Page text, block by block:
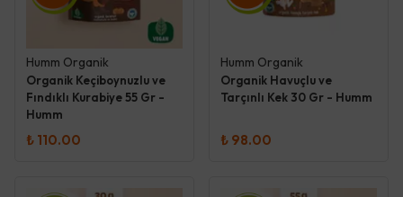
Humm Organik
Organik Keçiboynuzlu ve
Fındıklı Kurabiye 55 Gr -
Humm
₺ 110.00
Humm Organik
Organik Havuçlu ve
Tarçınlı Kek 30 Gr - Humm
₺ 98.00